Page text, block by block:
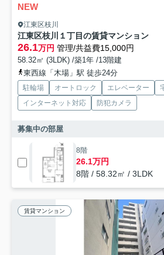
NEW
江東区枝川
江東区枝川１丁目の賃貸マンション
26.1万円 管理/共益費15,000円
58.32㎡ (3LDK) /築1年 /13階建
東西線「木場」駅 徒歩24分
駐輪場 オートロック エレベーター
インターネット対応
防犯カメラ
募集中の部屋
8階
26.1万円
8階 / 58.32㎡ / 3LDK
賃貸マンション